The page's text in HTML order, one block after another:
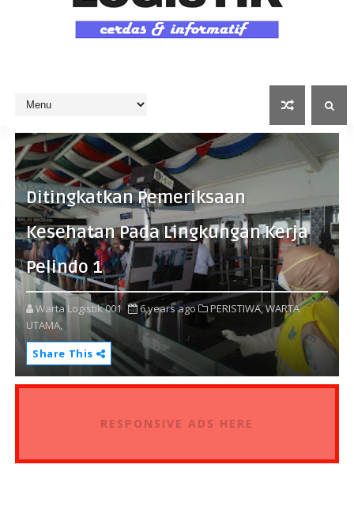
Ditingkatkan Pemeriksaan
Kesehatan Pada Lingkungan Kerja
Pelindo 1
Warta Logistik 001 6 years ago PERISTIWA,WARTA
UTAMA,
Share This
RESPONSIVE ADS HERE